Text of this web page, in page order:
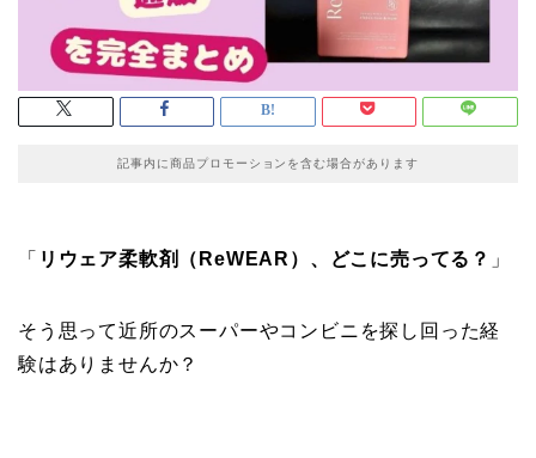
記事内に商品プロモーションを含む場合があります
「 リウェア柔軟剤（ReWEAR）、どこに売ってる？ 」
そう思って近所のスーパーやコンビニを探し回った経
験はありませんか？